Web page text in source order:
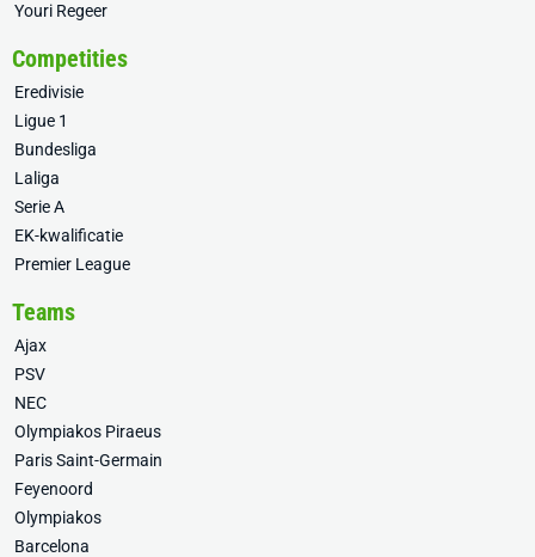
Youri Regeer
Competities
Eredivisie
Ligue 1
Bundesliga
Laliga
Serie A
EK-kwalificatie
Premier League
Teams
Ajax
PSV
NEC
Olympiakos Piraeus
Paris Saint-Germain
Feyenoord
Olympiakos
Barcelona